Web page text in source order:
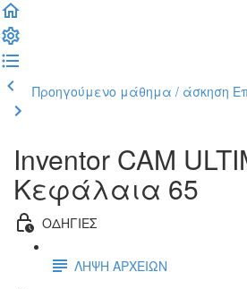
Προηγούμενο μάθημα / άσκηση
Inventor CAM
Κεφάλαια 65
ΟΔΗΓΙΕΣ
ΛΗΨΗ ΑΡΧΕΙΩΝ